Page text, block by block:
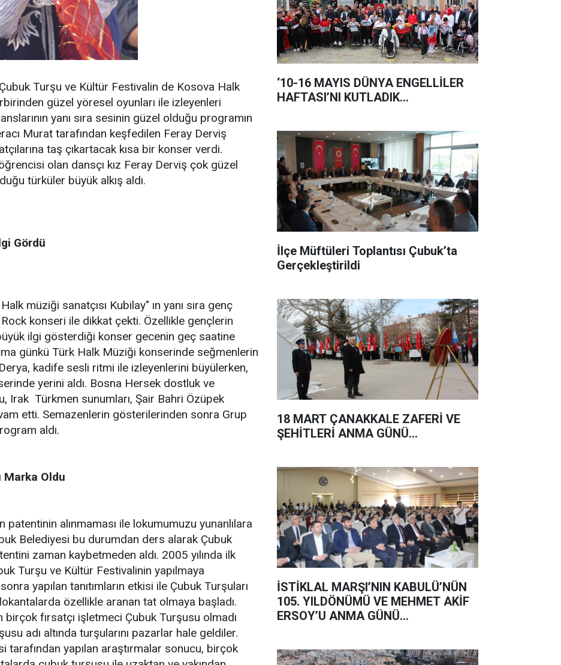
Turşu ve Kültür Festivalin de Kosova Halk
güzel yöresel oyunları ile izleyenleri
yanı sıra sesinin güzel olduğu programın
Murat tarafından keşfedilen Feray Derviş
taş çıkartacak kısa bir konser verdi.
olan dansçı kız Feray Derviş çok güzel
türküler büyük alkış aldı.
Gördü
müziği sanatçısı Kubilay" ın yanı sıra genç
konseri ile dikkat çekti. Özellikle gençlerin
ilgi gösterdiği konser gecenin geç saatine
günkü Türk Halk Müziği konserinde seğmenlerin
Derya, kadife sesli ritmi ile izleyenlerini büyülerken,
yerini aldı. Bosna Hersek dostluk ve
Irak  Türkmen sunumları, Şair Bahri Özüpek
etti. Semazenlerin gösterilerinden sonra Grup
aldı.
Marka Oldu
patentinin alınmaması ile lokumumuzu yunanlılara
Belediyesi bu durumdan ders alarak Çubuk
zaman kaybetmeden aldı. 2005 yılında ilk
Turşu ve Kültür Festivalinin yapılmaya
yapılan tanıtımların etkisi ile Çubuk Turşuları
özellikle aranan tat olmaya başladı.
birçok fırsatçı işletmeci Çubuk Turşusu olmadı
adı altında turşularını pazarlar hale geldiler.
tarafından yapılan araştırmalar sonucu, birçok
‘10-16 MAYIS DÜNYA ENGELLİLER
HAFTASI’NI KUTLADIK…
İlçe Müftüleri Toplantısı Çubuk’ta
Gerçekleştirildi
18 MART ÇANAKKALE ZAFERİ VE
ŞEHİTLERİ ANMA GÜNÜ...
İSTİKLAL MARŞI’NIN KABULÜ’NÜN
105. YILDÖNÜMÜ VE MEHMET AKİF
ERSOY’U ANMA GÜNÜ...